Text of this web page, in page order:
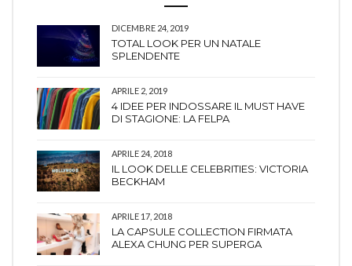
DICEMBRE 24, 2019
TOTAL LOOK PER UN NATALE
SPLENDENTE
APRILE 2, 2019
4 IDEE PER INDOSSARE IL MUST HAVE
DI STAGIONE: LA FELPA
APRILE 24, 2018
IL LOOK DELLE CELEBRITIES: VICTORIA
BECKHAM
APRILE 17, 2018
LA CAPSULE COLLECTION FIRMATA
ALEXA CHUNG PER SUPERGA